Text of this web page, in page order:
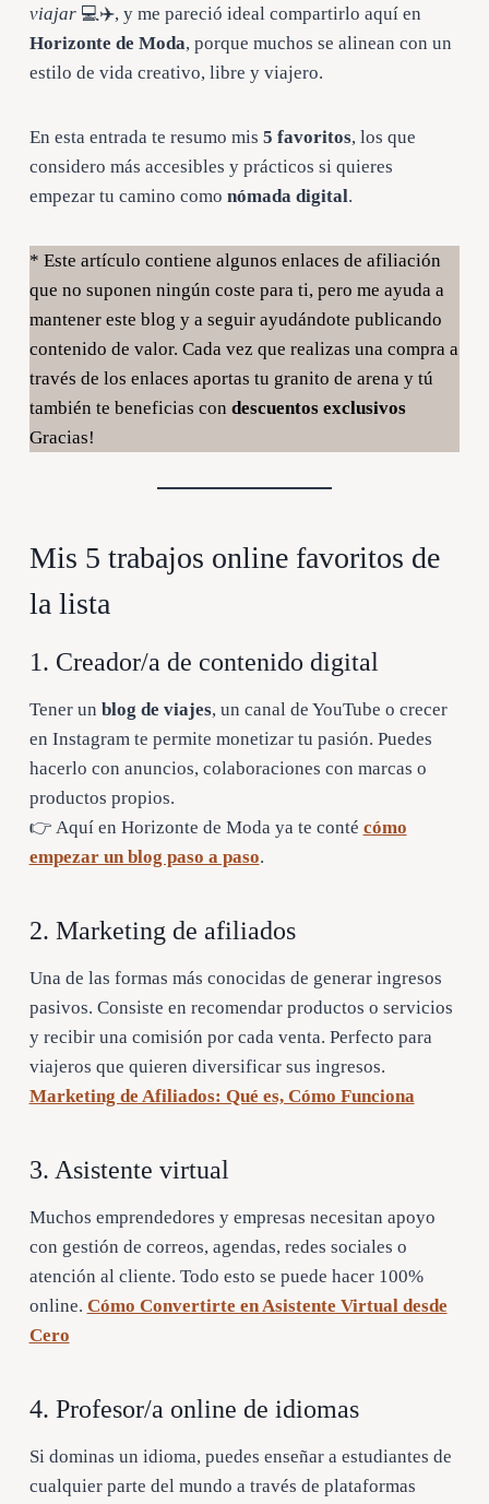
viajar💻✈️, y me pareció ideal compartirlo aquí en
Horizonte de Moda, porque muchos se alinean con un
estilo de vida creativo, libre y viajero.
En esta entrada te resumo mis 5 favoritos, los que
considero más accesibles y prácticos si quieres
empezar tu camino como nómada digital.
* Este artículo contiene algunos enlaces de afiliación
que no suponen ningún coste para ti, pero me ayuda a
mantener este blog y a seguir ayudándote publicando
contenido de valor. Cada vez que realizas una compra a
través de los enlaces aportas tu granito de arena y tú
también te beneficias con descuentos exclusivos
Gracias!
Mis 5 trabajos online favoritos de
la lista
1. Creador/a de contenido digital
Tener un blog de viajes, un canal de YouTube o crecer
en Instagram te permite monetizar tu pasión. Puedes
hacerlo con anuncios, colaboraciones con marcas o
productos propios.
👉 Aquí en Horizonte de Moda ya te conté cómo
empezar un blog paso a paso.
2. Marketing de afiliados
Una de las formas más conocidas de generar ingresos
pasivos. Consiste en recomendar productos o servicios
y recibir una comisión por cada venta. Perfecto para
viajeros que quieren diversificar sus ingresos.
Marketing de Afiliados: Qué es, Cómo Funciona
3. Asistente virtual
Muchos emprendedores y empresas necesitan apoyo
con gestión de correos, agendas, redes sociales o
atención al cliente. Todo esto se puede hacer 100%
online. Cómo Convertirte en Asistente Virtual desde
Cero
4. Profesor/a online de idiomas
Si dominas un idioma, puedes enseñar a estudiantes de
cualquier parte del mundo a través de plataformas